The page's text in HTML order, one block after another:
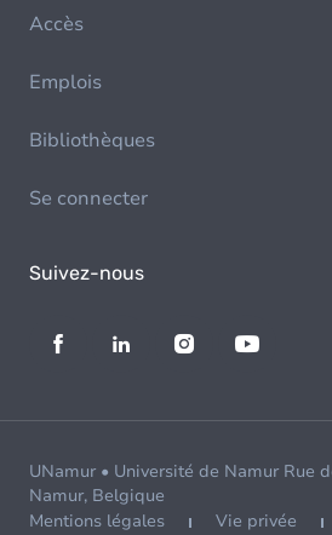
Accès
Emplois
Bibliothèques
Se connecter
Suivez-nous
UNamur • Université de Namur Rue
Namur, Belgique
Mentions légales
Vie privée